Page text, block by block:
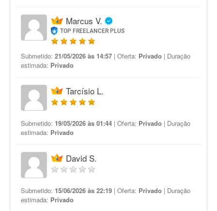
Marcus V.
TOP FREELANCER PLUS
Submetido: 21/05/2026 às 14:57 | Oferta: Privado | Duração
estimada: Privado
Tarcísio L.
Submetido: 19/05/2026 às 01:44 | Oferta: Privado | Duração
estimada: Privado
David S.
Submetido: 15/06/2026 às 22:19 | Oferta: Privado | Duração
estimada: Privado